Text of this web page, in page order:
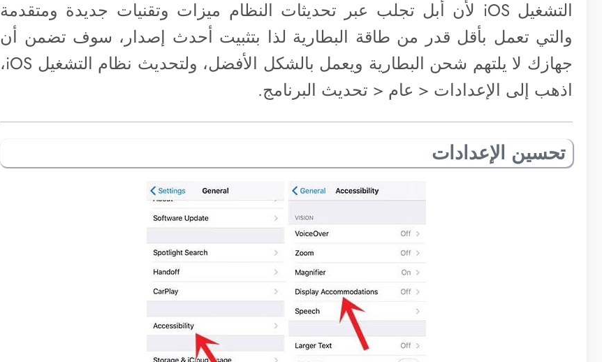
التشغيل iOS لأن أبل تجلب عبر تحديثات النظام ميزات وتقنيات جديدة ومتقدمة
والتي تعمل بأقل قدر من طاقة البطارية لذا بتثبيت أحدث إصدار، سوف تضمن أن
جهازك لا يلتهم شحن البطارية ويعمل بالشكل الأفضل، ولتحديث نظام التشغيل iOS،
اذهب إلى الإعدادات < عام < تحديث البرنامج.
تحسين الإعدادات